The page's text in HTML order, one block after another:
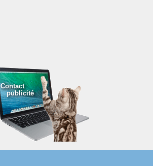
Contact
publicité